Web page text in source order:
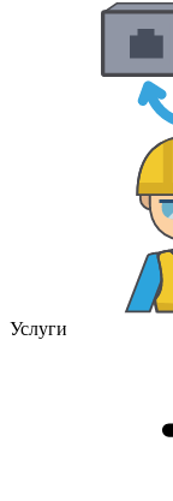
Услуги